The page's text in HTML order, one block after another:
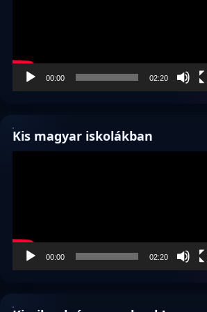
00:00 02:20
Kis magyar iskolákban
00:00 02:20